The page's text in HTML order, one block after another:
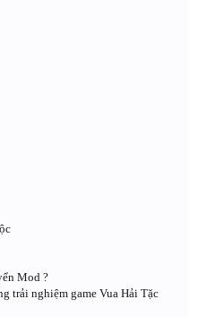
Mod ?
trải nghiệm game Vua Hải Tặc